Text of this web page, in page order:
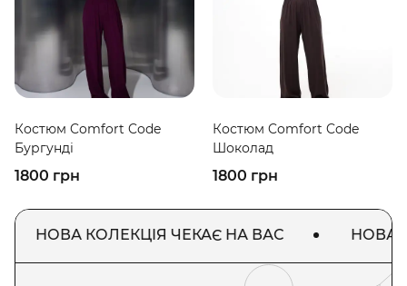
Костюм Comfort Code
Бургунді
1800 грн
Костюм Comfort Code
Шоколад
1800 грн
НОВА КОЛЕКЦІЯ ЧЕКАЄ НА ВАС НОВА